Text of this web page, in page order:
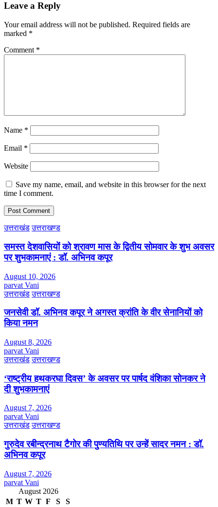
Leave a Reply
Your email address will not be published. Required fields are
marked *
Comment *
Name *
Email *
Website
Save my name, email, and website in this browser for the next
time I comment.
उत्तराखंड उत्तराखण्ड
समस्त देशवासियों को श्रावण मास के द्वितीय सोमवार के शुभ अवसर
पर शुभकामनाएं : डॉ. अभिनव कपूर
August 10, 2026
parvat Vani
उत्तराखंड उत्तराखण्ड
जनसेवी डॉ. अभिनव कपूर ने अगस्त क्रांति के वीर सेनानियों को
किया नमन
August 8, 2026
parvat Vani
उत्तराखंड उत्तराखण्ड
‘राष्ट्रीय हथकरघा दिवस’ के अवसर पर पार्षद वंशिका सोनकर ने
दी शुभकामनाएं
August 7, 2026
parvat Vani
उत्तराखंड उत्तराखण्ड
गुरुदेव रबीन्द्रनाथ टैगोर की पुण्यतिथि पर उन्हें सादर नमन : डॉ.
अभिनव कपूर
August 7, 2026
parvat Vani
August 2026
M T W T F S
S